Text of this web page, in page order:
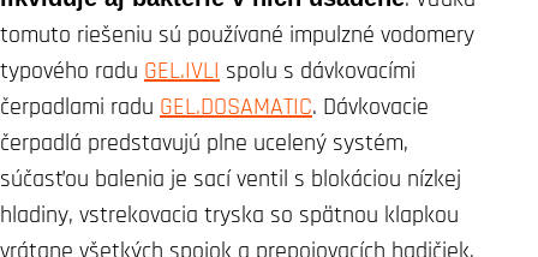
tomuto riešeniu sú používané impulzné vodomery
typového radu GEL.IVLI spolu s dávkovacími
čerpadlami radu GEL.DOSAMATIC. Dávkovacie
čerpadlá predstavujú plne ucelený systém,
súčasťou balenia je sací ventil s blokáciou nízkej
hladiny, vstrekovacia tryska so spätnou klapkou
vrátane všetkých spojok a prepojovacích hadičiek.